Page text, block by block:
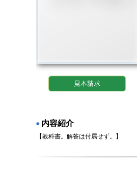
◉ 内容紹介
【教科書。解答は付属せず。】